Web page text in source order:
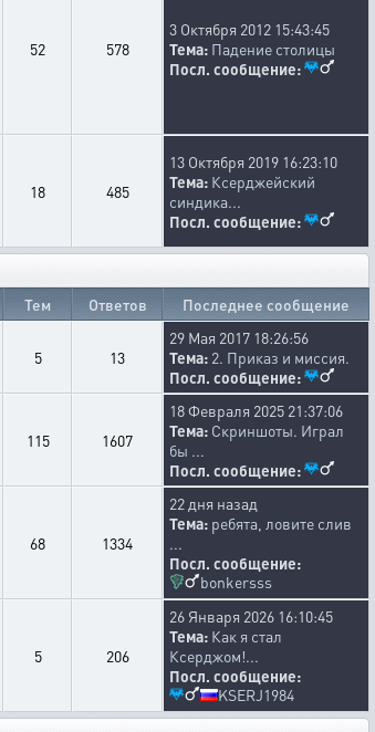
52 578
3 Октября 2012 15:43:45
Тема: Падение столицы
Посл. сообщение:
18 485
13 Октября 2019 16:23:10
Тема: Ксерджейский
синдика...
Посл. сообщение:
Тем Ответов
Последнее сообщение
5 13
29 Мая 2017 18:26:56
Тема: 2. Приказ и миссия.
Посл. сообщение:
115 1607
18 Февраля 2025 21:37:06
Тема: Скриншоты. Играл
бы ...
Посл. сообщение:
68 1334
22 дня назад
Тема: ребята, ловите слив
...
Посл. сообщение:
bonkersss
5 206
26 Января 2026 16:10:45
Тема: Как я стал
Ксерджом!...
Посл. сообщение:
KSERJ1984